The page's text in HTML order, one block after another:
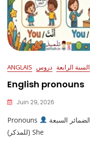
ANGLAIS السنة الرابعة دروس
English pronouns
Juin 29, 2026
Pronouns
(للمذكر) She